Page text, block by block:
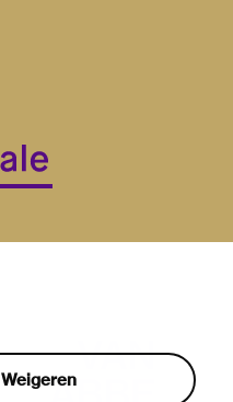
Weigeren